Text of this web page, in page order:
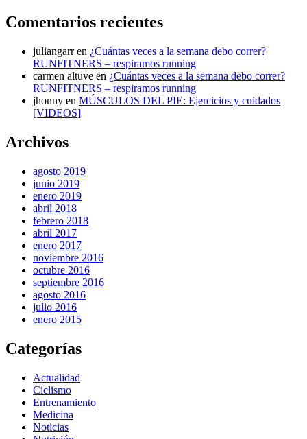
Comentarios recientes
juliangarren ¿Cuántas veces a la semana debo correr?
RUNFITNERS – respiramos running
carmen altuve en ¿Cuántas veces a la semana debo correr?
RUNFITNERS – respiramos running
jhonny en MÚSCULOS DEL PIE: Ejercicios y cuidados
[VIDEOS]
Archivos
agosto 2019
junio 2019
enero 2019
abril 2018
febrero 2018
abril 2017
enero 2017
noviembre 2016
octubre 2016
septiembre 2016
agosto 2016
julio 2016
enero 2015
Categorías
Actualidad
Ciclismo
Entrenamiento
Medicina
Noticias